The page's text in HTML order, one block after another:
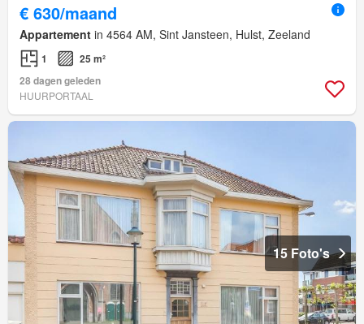
€ 630/maand
Appartement in 4564 AM, Sint Jansteen, Hulst, Zeeland
1
25 m²
28 dagen geleden
HUURPORTAAL
15 Foto's